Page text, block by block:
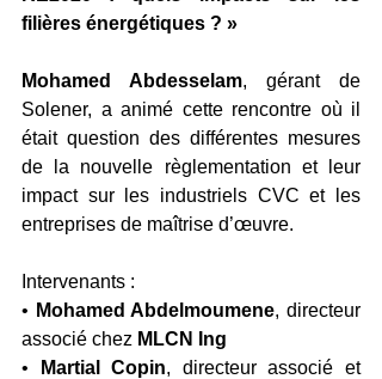
filières énergétiques ? »
Mohamed Abdesselam, gérant de
Solener, a animé cette rencontre où il
était question des différentes mesures
de la nouvelle règlementation et leur
impact sur les industriels CVC et les
entreprises de maîtrise d’œuvre.
Intervenants :
• Mohamed Abdelmoumene, directeur
associé chez MLCN Ing
•
Martial Copin, directeur associé et